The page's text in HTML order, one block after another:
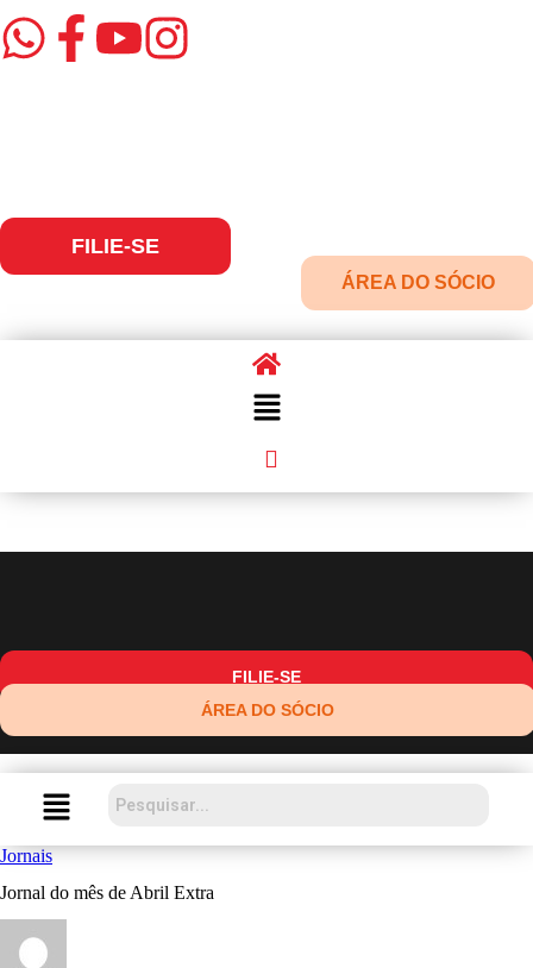
FILIE-SE
ÁREA DO SÓCIO
FILIE-SE
ÁREA DO SÓCIO
Jornais
Jornal do mês de Abril Extra